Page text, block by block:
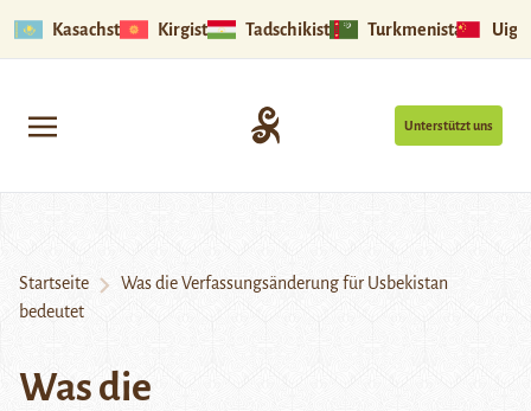
Kasachstan Kirgistan Tadschikistan Turkmenistan
Unterstützt uns
Startseite
Was die Verfassungsänderung für Usbekistan
bedeutet
Was die